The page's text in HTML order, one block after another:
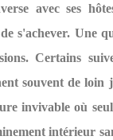
avec ses
s'achever. Une
Certains
souvent de loin
invivable où
intérieur